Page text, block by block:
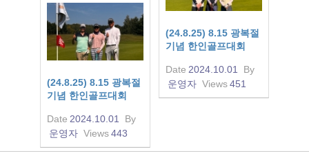
(24.8.25) 8.15 광복절
기념 한인골프대회
Date 2024.10.01
By
운영자 Views451
(24.8.25) 8.15 광복절
기념 한인골프대회
Date 2024.10.01
By
운영자 Views443